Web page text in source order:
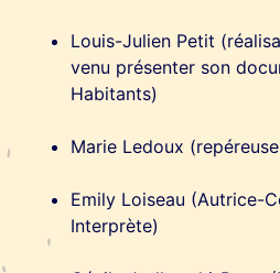
Louis-Julien Petit
venu présenter son
Habitants)
Marie Ledoux
Emily Loiseau (Autrice-
Interprète)